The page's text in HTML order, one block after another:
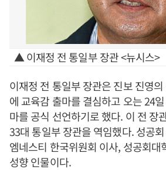
▲ 이재정 전 통일부 장관 <뉴시스>
이재정 전 통일부 장관은 진보 진영
에 교육감 출마를 결심하고 오는 24
마를 공식 선언하기로 했다. 이 전 장
33대 통일부 장관을 역임했다. 성공
엠네스티 한국위원회 이사, 성공회대
성향 인물이다.